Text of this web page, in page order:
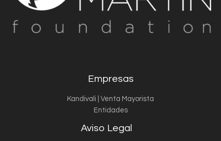
Empresas
Kandivali | Venta Mayorista
Entidades
Aviso Legal